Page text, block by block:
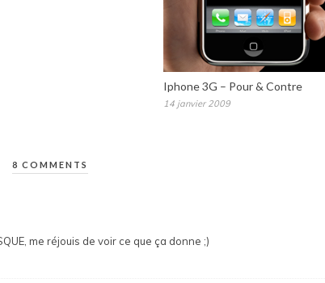
Iphone 3G – Pour & Contre
14 janvier 2009
8 COMMENTS
me réjouis de voir ce que ça donne ;)